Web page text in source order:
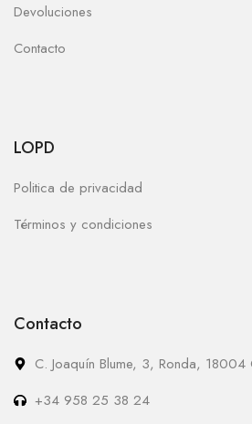
Devoluciones
Contacto
LOPD
Politica de privacidad
Términos y condiciones
Contacto
C. Joaquín Blume, 3, Ronda, 18004
+34 958 25 38 24